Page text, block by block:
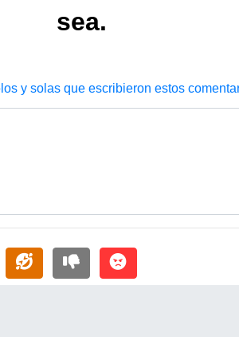
sea.
y solas que escribieron estos